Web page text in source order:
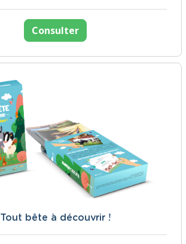
Consulter
Tout bête à découvrir !